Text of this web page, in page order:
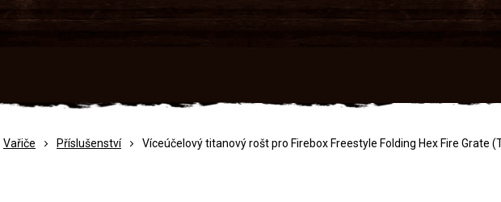
Vařiče Příslušenství Víceúčelový titanový rošt pro Firebox Freestyle Folding Hex Fire Grate